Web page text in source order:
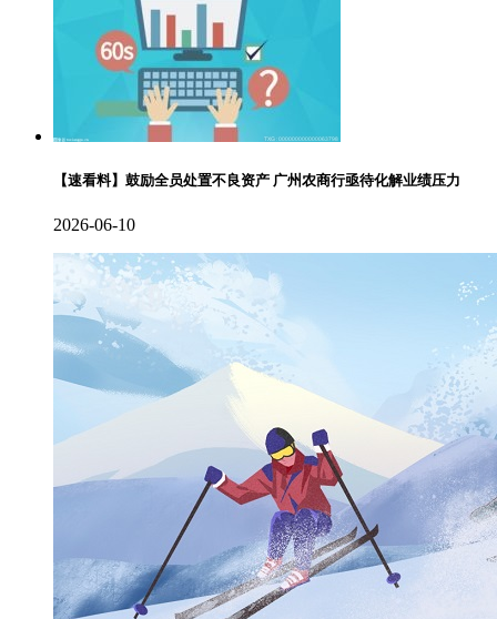
【速看料】鼓励全员处置不良资产 广州农商行亟待化解业绩压力
2026-06-10